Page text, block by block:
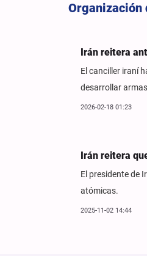
Organización
Irán reitera
El canciller iraní
desarrollar
2026-02-18 01:23
Irán reitera
El presidente de
atómicas.
2025-11-02 14:44